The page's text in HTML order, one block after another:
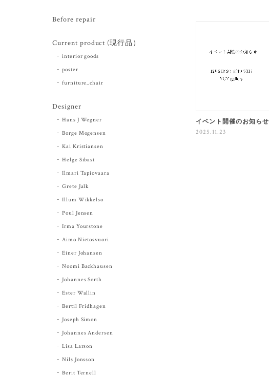
イベント開催のお知らせ
2025.11.23
Before repair
Current product (現行品）
interior goods
poster
furniture_chair
Designer
Hans J Wegner
Borge Mogensen
Kai Kristiansen
Helge Sibast
Ilmari Tapiovaara
Grete Jalk
Illum Wikkelso
Poul Jensen
Irma Yourstone
Aimo Nietosvuori
Einer Johansen
Noomi Backhausen
Johannes Sorth
Ester Wallin
Bertil Fridhagen
Joseph Simon
Johannes Andersen
Lisa Larson
Nils Jonsson
Berit Ternell